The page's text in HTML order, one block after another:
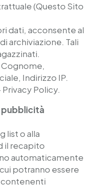
(Questo Sito
dati, acconsente al
archiviazione. Tali
Indirizzo IP.
Policy.
list o alla
il recapito
automaticamente
potranno essere
contenenti